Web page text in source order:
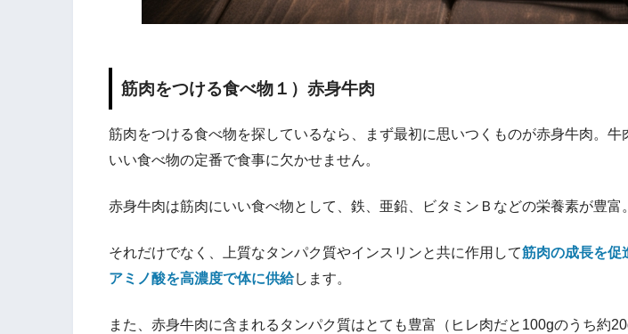
筋肉をつける食べ物１）赤身牛肉
筋肉をつける食べ物を探しているなら、まず最初に思いつくものが赤身牛肉。牛
いい食べ物の定番で食事に欠かせません。
赤身牛肉は筋肉にいい食べ物として、鉄、亜鉛、ビタミンＢなどの栄養素が豊富。
それだけでなく、上質なタンパク質やインスリンと共に作用して筋肉の成長を促
アミノ酸を高濃度で体に供給します。
また、赤身牛肉に含まれるタンパク質はとても豊富（ヒレ肉だと100gのうち約